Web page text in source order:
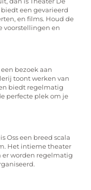
een gevarieerd
en films. Houd de
voorstellingen en
bezoek aan
toont werken van
biedt regelmatig
perfecte plek om je
Oss een breed scala
Het intieme theater
er worden regelmatig